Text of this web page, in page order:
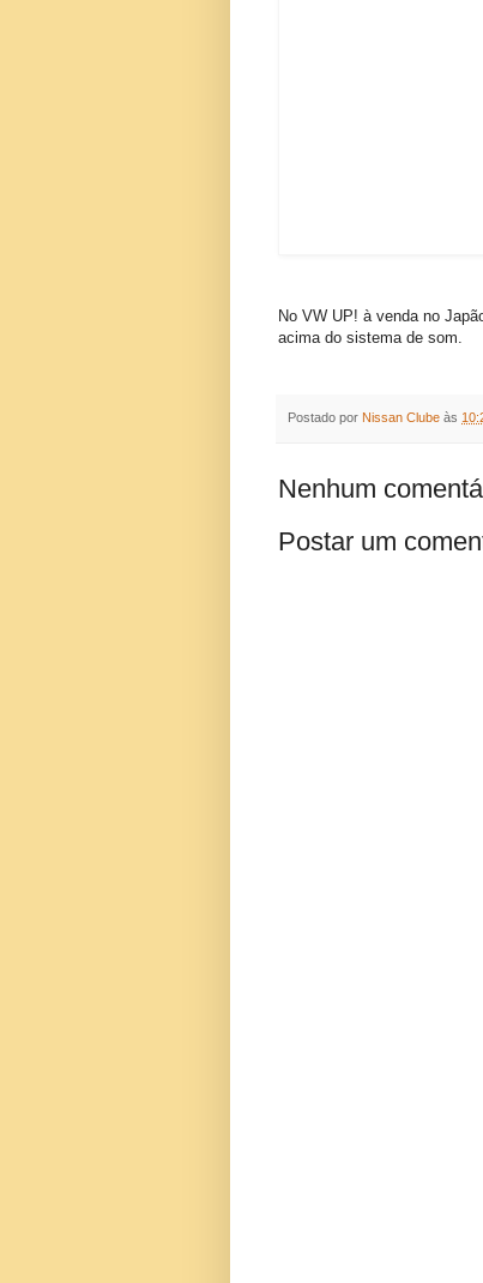
No VW UP! à venda no
acima do sistema de som.
Postado por Nissan Clube às
Nenhum
Postar um